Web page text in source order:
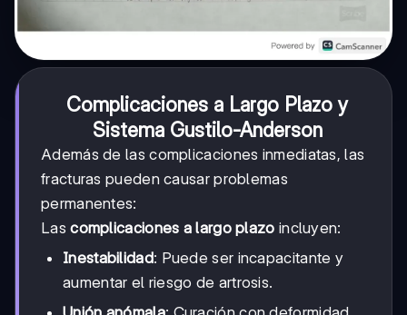
Complicaciones a Largo Plazo y
Sistema Gustilo-Anderson
Además de las complicaciones inmediatas, las
fracturas pueden causar problemas
permanentes:
Lascomplicaciones a largo plazo incluyen:
Inestabilidad: Puede ser incapacitante y
aumentar el riesgo de artrosis.